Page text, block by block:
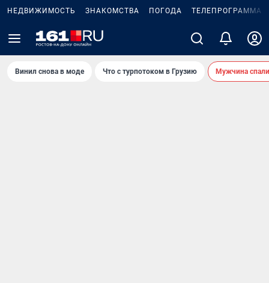
НЕДВИЖИМОСТЬ ЗНАКОМСТВА ПОГОДА ТЕЛЕПРОГРАММА
Винил снова в моде Что с турпотоком в Грузию Мужчина